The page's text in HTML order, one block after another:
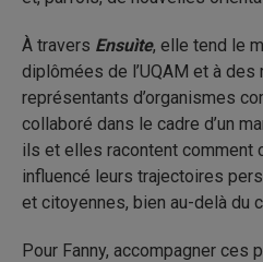
À travers Ensuìte, elle tend le
diplômées de l’UQAM et à
représentants d’organismes
collaboré dans le cadre d’un
ils et elles racontent comment
influencé leurs trajectoires
et citoyennes, bien au-delà du
Pour Fanny, accompagner ces